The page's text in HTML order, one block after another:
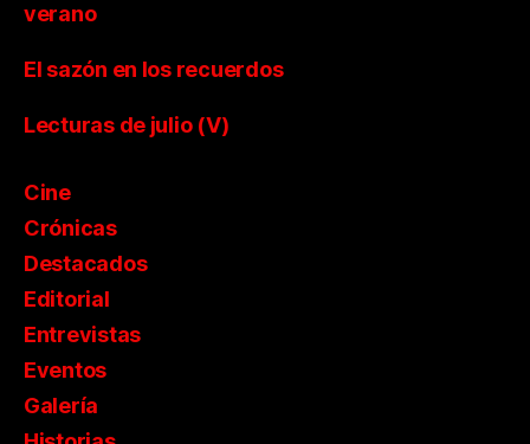
verano
El sazón en los recuerdos
Lecturas de julio (V)
Cine
Crónicas
Destacados
Editorial
Entrevistas
Eventos
Galería